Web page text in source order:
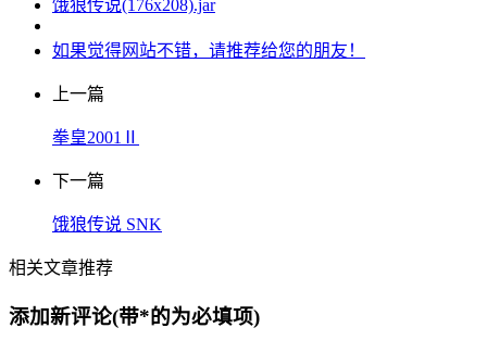
饿狼传说(176x208).jar
如果觉得网站不错，请推荐给您的朋友！
上一篇
拳皇2001Ⅱ
下一篇
饿狼传说 SNK
相关文章推荐
添加新评论(带*的为必填项)